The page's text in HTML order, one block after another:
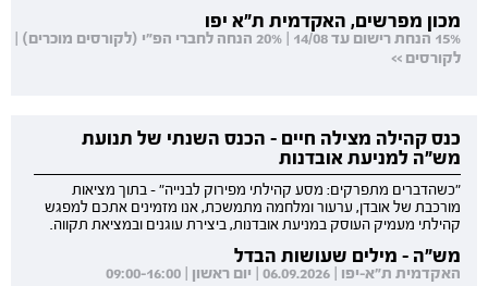
מכון מפרשים, האקדמית ת"א יפו
15% הנחת רישום עד 14/08 | 20% הנחה לחברי הפ"י (לקורסים מוכרים) |
לקורסים >>
כנס קהילה מצילה חיים - הכנס השנתי של תנועת
מש"ה למניעת אובדנות
"כשהדברים מתפרקים: מסע קהילתי מפירוק לבנייה" - בתוך מציאות
מורכבת של אובדן, ערעור ומלחמה מתמשכת, אנו מזמינים אתכם למפגש
קהילתי מעמיק העוסק במניעת אובדנות, ביצירת עוגנים ובמציאת תקווה.
מש"ה - מילים שעושות הבדל
האקדמית ת"א-יפו | 06.09.2026 | יום ראשון | 09:00-16:00